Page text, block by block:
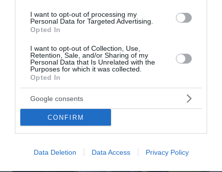
I want to opt-out of processing my
Personal Data for Targeted Advertising.
Opted In
I want to opt-out of Collection, Use,
Retention, Sale, and/or Sharing of my
Personal Data that Is Unrelated with the
Purposes for which it was collected.
Opted In
Google consents
CONFIRM
Data Deletion Data Access Privacy Policy
ενδοοικογενειακή βία
Στη σύλληψη ενός 24χρονου Παλαιστίνιου προχώρησε η
ΕΛΑΣ στο κέντρο της πόλης των Χανίων, στο πλαίσιο
καταγγελίας για ενδοοικογενειακή βία. Το περιστατικό
σημειώθηκε περίπου στις...
09 Αυγούστου 2026